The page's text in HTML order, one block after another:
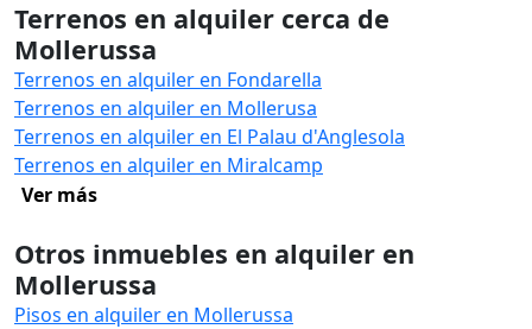
Terrenos en alquiler cerca de
Mollerussa
Terrenos en alquiler en Fondarella
Terrenos en alquiler en Mollerusa
Terrenos en alquiler en El Palau d'Anglesola
Terrenos en alquiler en Miralcamp
Ver más
Otros inmuebles en alquiler en
Mollerussa
Pisos en alquiler en Mollerussa